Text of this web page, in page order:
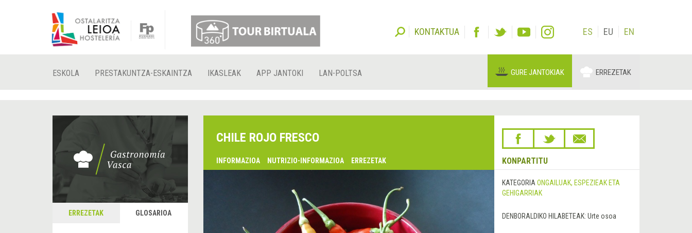
KONTAKTUA ES EU EN
ESKOLA PRESTAKUNTZA-ESKAINTZA IKASLEAK APP JANTOKI LAN-POLTSA GURE JANTOKIAK ERREZETAK
ERREZETAK GLOSARIOA
CHILE ROJO FRESCO
INFORMAZIOA NUTRIZIO-INFORMAZIOA ERREZETAK KONPARTITU
KATEGORIA ONGAILUAK, ESPEZIEAK ETA
GEHIGARRIAK
DENBORALDIKO HILABETEAK: Urte osoa